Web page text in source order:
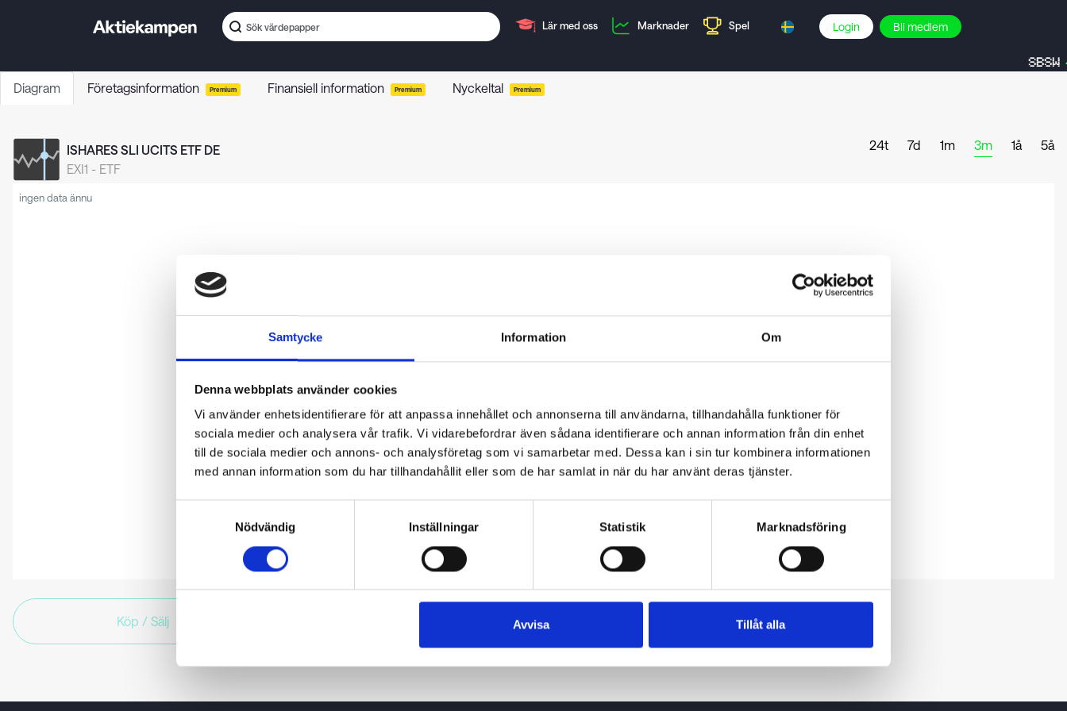
Samtycke Information Om
Denna webbplats använder cookies
Vi använder enhetsidentifierare för att anpassa innehållet och annonserna till användarna, tillhandahålla funktioner för
sociala medier och analysera vår trafik. Vi vidarebefordrar även sådana identifierare och annan information från din enhet
till de sociala medier och annons- och analysföretag som vi samarbetar med. Dessa kan i sin tur kombinera informationen
med annan information som du har tillhandahållit eller som de har samlat in när du har använt deras tjänster.
Nödvändig
Inställningar Statistik Marknadsföring
Avvisa Tillåt alla
Lär med oss Marknader Spel Login Bli medlem
SBSW
Diagram Företagsinformation Premium Finansiell information Premium Nyckeltal Premium
ISHARES SLI UCITS ETF DE
EXI1 - ETF
24t 7d 1m 3m 1å 5å
ingen data ännu
Köp / Sälj